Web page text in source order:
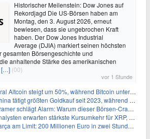
Historischer Meilenstein: Dow Jones auf
Rekordjagd Die US-Börsen haben am
Montag, den 3. August 2026, erneut
bewiesen, dass sie ungebrochen Kraft
haben. Der Dow Jones Industrial
Average (DJIA) markiert seinen höchsten
gesamten Börsengeschichte und
anhaltende Stärke des amerikanischen
[…] (00)
vor 1 Stunde
Altcoin steigt um 50%, während Bitcoin unter $65.000 fällt
tätigt größten Goldkauf seit 2023, während Goldpreis um 8% steigt
schlägt Alarm: Warum dieser Börsen-Crash die beste Einstiegschance seit Monaten ist
erwarten stärkste Kursumkehr für XRP, während Polymarket skeptisch bleibt
am Limit: 200 Millionen Euro in zwei Stunden – warum dieser Schuldentrip hochgefährlich wird